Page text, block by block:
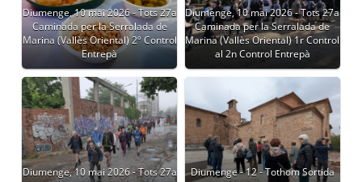
Diumenge, 10 mai 2026 - Tots 27a
Caminada per la Serralada de
Marina (Vallès Oriental) 2º Control
Entrepà
Diumenge, 10 mai 2026 - Tots 27a
Caminada per la Serralada de
Marina (Vallès Oriental) 1r Control
al 2n Control Entrepà
Diumenge, 10 mai 2026 - Tots 27a
Diumenge - 12 - Tothom Sortida